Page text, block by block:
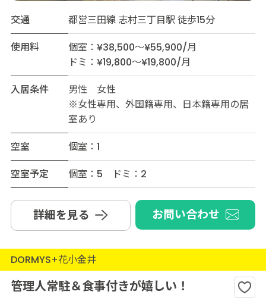
交通
都営三田線 志村三丁目駅 徒歩15分
使用料
個室：¥38,500～¥55,900/月
ドミ：¥19,800～¥19,800/月
入居条件
男性 女性
※女性専用、外国籍専用、日本籍専用の居
室あり
空室
個室：1
空室予定
個室：5 ドミ：2
詳細を見る お問い合わせ
DORMYS+花小金井
管理人常駐＆食事付きが嬉しい！